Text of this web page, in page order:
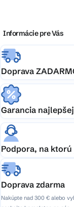
Informácie pre Vás
Doprava
Garancia
Podpora, na
Doprava zdarma
Nakúpte nad 300 € alebo